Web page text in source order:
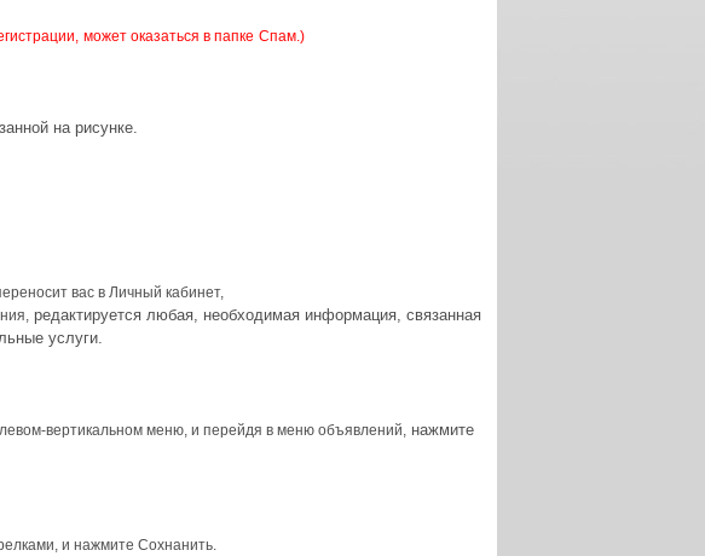
может оказаться в папке Спам.)
на рисунке.
вас в Личный кабинет,
редактируется любая, необходимая информация, связанная
услуги.
вертикальном меню, и перейдя в меню объявлений, нажмите
и нажмите Сохнанить.